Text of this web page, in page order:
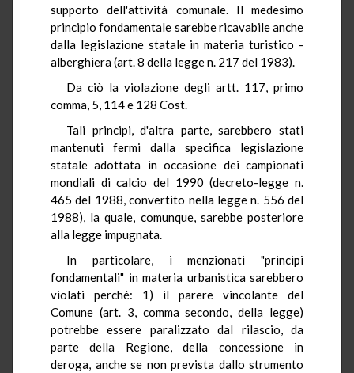
supporto dell'attività comunale. Il medesimo
principio fondamentale sarebbe ricavabile anche
dalla legislazione statale in materia turistico -
alberghiera (art. 8 della legge n. 217 del 1983).
Da ciò la violazione degli artt. 117, primo
comma, 5, 114 e 128 Cost.
Tali principi, d'altra parte, sarebbero stati
mantenuti fermi dalla specifica legislazione
statale adottata in occasione dei campionati
mondiali di calcio del 1990 (decreto-legge n.
465 del 1988, convertito nella legge n. 556 del
1988), la quale, comunque, sarebbe posteriore
alla legge impugnata.
In particolare, i menzionati "principi
fondamentali" in materia urbanistica sarebbero
violati perché: 1) il parere vincolante del
Comune (art. 3, comma secondo, della legge)
potrebbe essere paralizzato dal rilascio, da
parte della Regione, della concessione in
deroga, anche se non prevista dallo strumento